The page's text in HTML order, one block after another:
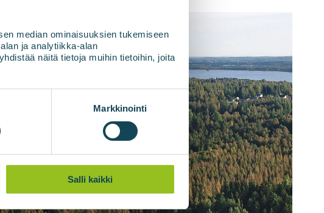
median ominaisuuksien tukemiseen
ja analytiikka-alan
näitä tietoja muihin tietoihin, joita
Markkinointi
Salli kaikki